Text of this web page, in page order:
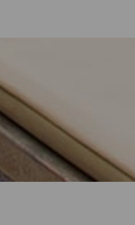
Natur und mit jeder Art von Service
Reisenden. Mit dieser Auswahl der
zu tanken oder für ein paar Tage